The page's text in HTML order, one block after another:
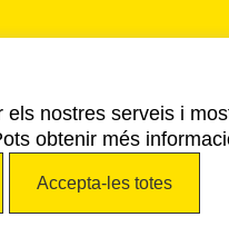
nostres serveis i
obtenir més
Accepta-les totes